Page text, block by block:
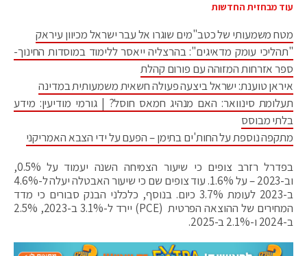
עוד מבחזית החדשות
מטח משמעותי של כטב"מים שוגרו אל עבר ישראל מכיוון עיראק
"תהליכי עומק מדאיגים": בהרצליה ייאסר ללימוד במוסדות החינוך-
ספר אזרחות המזוהה עם פורום קהלת
איראן טוענת: ישראל ביצעה פעולה חשאית משמעותית במדינה
תעלומת סינוואר: האם מנהיג חמאס חוסל? | גורמי מודיעין: מידע
בלתי מבוסס
מתקפה נוספת על החות'ים בתימן – הפעם על ידי הצבא האמריקני
בפדרל רזרב צופים כי שיעור הצמיחה השנה יעמוד על 0.5%,
וב-2023 – על 1.6%. עוד צופים שם כי שיעור האבטלה יעלה ל-4.6%
ב-2023 לעומת 3.7% כיום. בנוסף, כלכלני הבנק סבורים כי מדד
המחירים של ההוצאה הפרטית (PCE) יירד ל-3.1% ב-2023, 2.5%
ב-2024 ו-2.1% ב-2025.